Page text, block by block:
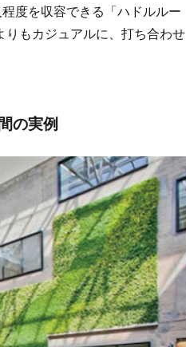
度を収容できる「ハドルルー
もカジュアルに、打ち合わせ
の実例